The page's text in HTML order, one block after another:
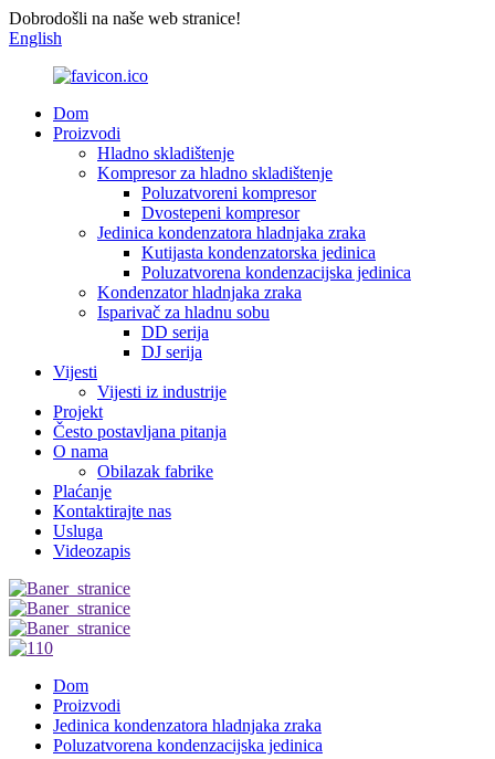
Dobrodošli na naše web stranice!
English
Dom
Proizvodi
Hladno skladištenje
Kompresor za hladno skladištenje
Poluzatvoreni kompresor
Dvostepeni kompresor
Jedinica kondenzatora hladnjaka zraka
Kutijasta kondenzatorska jedinica
Poluzatvorena kondenzacijska jedinica
Kondenzator hladnjaka zraka
Isparivač za hladnu sobu
DD serija
DJ serija
Vijesti
Vijesti iz industrije
Projekt
Često postavljana pitanja
O nama
Obilazak fabrike
Plaćanje
Kontaktirajte nas
Usluga
Videozapis
Dom
Proizvodi
Jedinica kondenzatora hladnjaka zraka
Poluzatvorena kondenzacijska jedinica